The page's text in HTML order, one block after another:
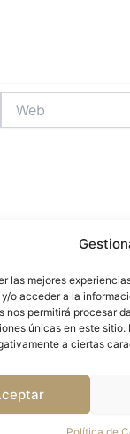
las mejores
o acceder a la
nos permitirá procesar
únicas en este
a ciertas